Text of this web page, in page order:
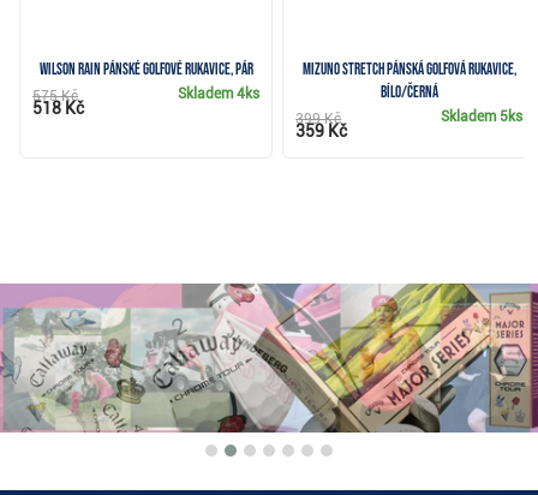
Wilson Rain pánské golfové rukavice, pár
Skladem4ks
575 Kč
518 Kč
Mizuno Stretch pánská golfová rukavice,
bílo/černá
Skladem 5ks
399 Kč
359 Kč